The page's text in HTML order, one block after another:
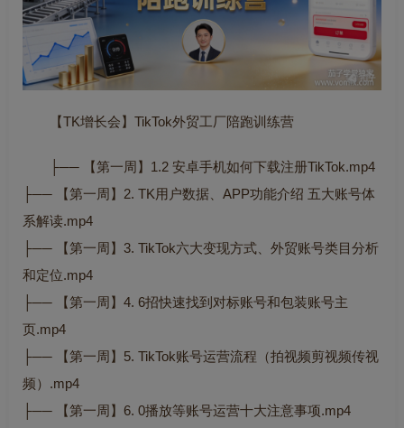
【TK增长会】TikTok外贸工厂陪跑训练营
├── 【第一周】1.2 安卓手机如何下载注册TikTok.mp4
├── 【第一周】2. TK用户数据、APP功能介绍 五大账号体
系解读.mp4
├── 【第一周】3. TikTok六大变现方式、外贸账号类目分析
和定位.mp4
├── 【第一周】4. 6招快速找到对标账号和包装账号主
页.mp4
├── 【第一周】5. TikTok账号运营流程（拍视频剪视频传视
频）.mp4
├── 【第一周】6. 0播放等账号运营十大注意事项.mp4